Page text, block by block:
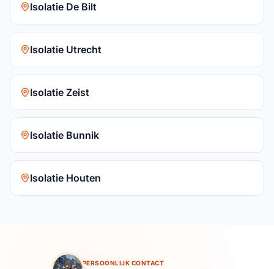
Isolatie De Bilt
Isolatie Utrecht
Isolatie Zeist
Isolatie Bunnik
Isolatie Houten
PERSOONLIJK CONTACT